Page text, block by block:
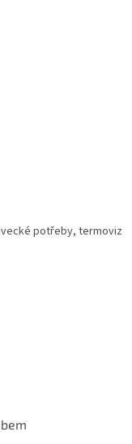
potřeby, termoviz